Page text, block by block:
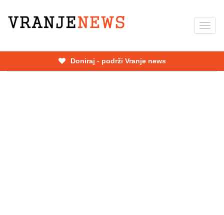
Skip
Doniraj - podrži Vranje news